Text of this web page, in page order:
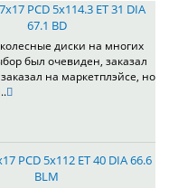
PCD 5x114.3 ET 31 DIA
67.1 BD
диски на многих
был очевиден, заказал
на маркетплэйсе, но
PCD 5x112 ET 40 DIA 66.6
BLM